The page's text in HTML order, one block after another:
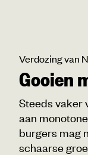
Verdozing van
Gooien
Steeds vaker
aan
burgers mag
schaarse